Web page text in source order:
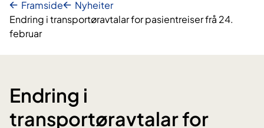
Framside
Nyheiter
Endring i transportøravtalar for pasientreiser frå 24.
februar
Endring i
transportøravtalar for